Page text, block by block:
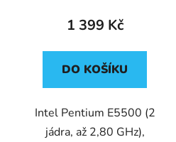
1 399 Kč
DO KOŠÍKU
Intel Pentium E5500 (2
jádra, až 2,80 GHz),